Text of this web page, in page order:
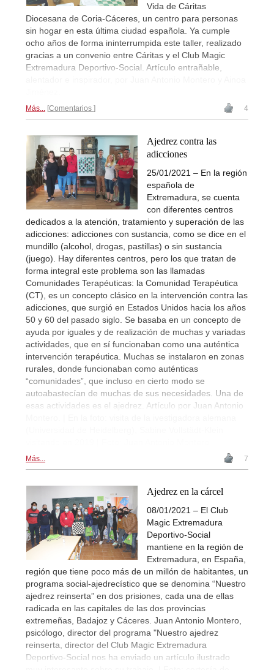
Vida de Cáritas
Diocesana de Coria-Cáceres, un centro para personas
sin hogar en esta última ciudad española. Ya cumple
ocho años de forma ininterrumpida este taller, realizado
gracias a un convenio entre Cáritas y el Club Magic
Extremadura Deportivo-Social. Artículo entrañable,
Más... Comentarios 4
Ajedrez contra las
adicciones
25/01/2021 – En la región
española de
Extremadura, se cuenta
con diferentes centros
dedicados a la atención, tratamiento y superación de las
adicciones: adicciones con sustancia, como se dice en el
mundillo (alcohol, drogas, pastillas) o sin sustancia
(juego). Hay diferentes centros, pero los que tratan de
forma integral este problema son las llamadas
Comunidades Terapéuticas: la Comunidad Terapéutica
(CT), es un concepto clásico en la intervención contra las
adicciones, que surgió en Estados Unidos hacia los años
50 y 60 del pasado siglo. Se basaba en un concepto de
ayuda por iguales y de realización de muchas y variadas
actividades, que en sí funcionaban como una auténtica
intervención terapéutica. Muchas se instalaron en zonas
rurales, donde funcionaban como auténticas
“comunidades”, que incluso en cierto modo se
autoabastecían de muchas de sus necesidades. Una de
esas actividades es el ajedrez. Artículo por Juan Antonio
Más... 7
Ajedrez en la cárcel
08/01/2021 – ​El Club
Magic Extremadura
Deportivo-Social
mantiene en la región de
Extremadura, en España,
región que tiene poco más de un millón de habitantes, un
programa social-ajedrecístico que se denomina “Nuestro
ajedrez reinserta” en dos prisiones, cada una de ellas
radicada en las capitales de las dos provincias
extremeñas, Badajoz y Cáceres. Juan Antonio Montero,
psicólogo, director del programa "Nuestro ajedrez
reinserta, director del Club Magic Extremadura
Deportivo-Social nos ha enviado un artículo ilustrado